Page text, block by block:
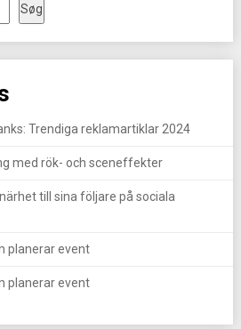
Søg
Trendiga reklamartiklar 2024
med rök- och sceneffekter
till sina följare på sociala
planerar event
planerar event